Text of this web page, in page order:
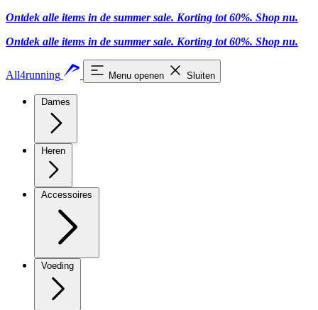
Ontdek alle items in de summer sale. Korting tot 60%. Shop nu.
Ontdek alle items in de summer sale. Korting tot 60%. Shop nu.
All4running Menu openen Sluiten
Dames
Heren
Accessoires
Voeding